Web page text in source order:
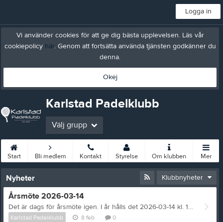
Logga in
Vi använder cookies för att ge dig bästa upplevelsen. Läs vår
cookiepolicy här. Genom att fortsätta använda tjänsten godkänner du
denna.
Okej
Karlstad Padelklubb
Välj grupp
Start Bli medlem Kontakt Styrelse Om klubben Mer
Nyheter Klubbnyheter
Årsmöte 2026-03-14
Det är dags för årsmöte igen. I år hålls det 2026-03-14 kl. 10:00 på Nordic Wellness Strand Ev motioner måste vara inskickade senast 2026-02-14. Maila det till karlstadpadelklubb@gmail.com Dagordning mm publiceras på hemsidan senast 3 veckor innan årsmötet. Är du intrresserad av att hjälpa till inom klubben eller kanske rent av att vara med i styrelsen så maila senast 2026-02-15
Karlstad Padelklubb 8 feb 0